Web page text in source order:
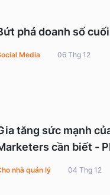
phá doanh số
Media 06 Thg 12
tăng sức mạnh
cần biết -
nhà quản lý 04 Thg 12